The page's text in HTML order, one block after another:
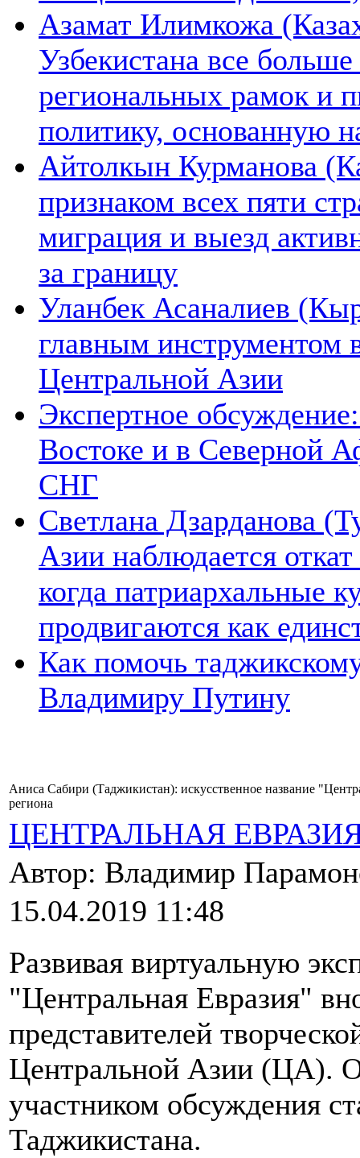
Азамат Илимкожа
Узбекистана все
региональных рамок и
политику, основанную
Айтолкын Курманова
признаком всех пяти
миграция и выезд
за границу
Уланбек Асаналиев
главным инструментом
Центральной Азии
Экспертное
Востоке и в Северной
СНГ
Светлана Дзарданова
Азии наблюдается
когда патриархальные
продвигаются как
Как помочь
Владимиру Путину
Аниса Сабири (Таджикистан): искусственное название
региона
ЦЕНТРАЛЬНАЯ
Автор: Владимир
15.04.2019 11:48
Развивая виртуальную
"Центральная Евразия"
представителей
Центральной Азии (ЦА).
участником обсуждения
Таджикистана.